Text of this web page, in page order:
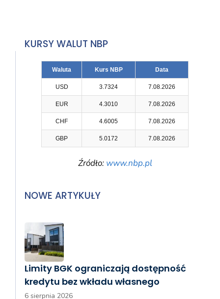
KURSY WALUT NBP
Waluta Kurs NBP Data
USD 3.7324 7.08.2026
EUR 4.3010 7.08.2026
CHF 4.6005 7.08.2026
GBP 5.0172 7.08.2026
Źródło: www.nbp.pl
NOWE ARTYKUŁY
Limity BGK ograniczają dostępność
kredytu bez wkładu własnego
6 sierpnia 2026